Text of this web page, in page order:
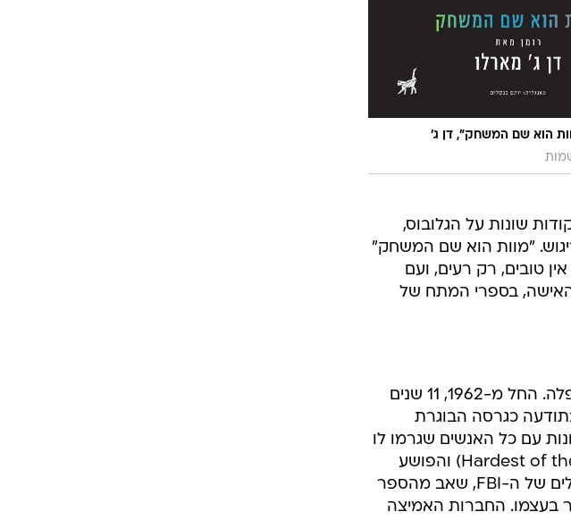
הוא שם המשחק", דן ג'
שונות על הגלובוס,
"מוות הוא שם המשחק"
טובים, רק רעים, ועם
בספרי המתח של
המשחק" לא הפך לספר פולחן, אלא יותר לאוצר גנוז של הספרות האפלה. החל מ-1962, 11 שנים
כגרסה הבוגרת
עם כל האנשים שגרמו לו
עוול. סטיבן קינג קרא למארלו "הקשוח שבין הקשוחים" (Hardest of the hardboiled) והפושע
אלברט נוסבאום, שהפך בשנות ה-60 לאחד מעשרת המבוקשים הגדולים של ה-FBI, שאב מהספר
בעצמו. החברות האמיצה